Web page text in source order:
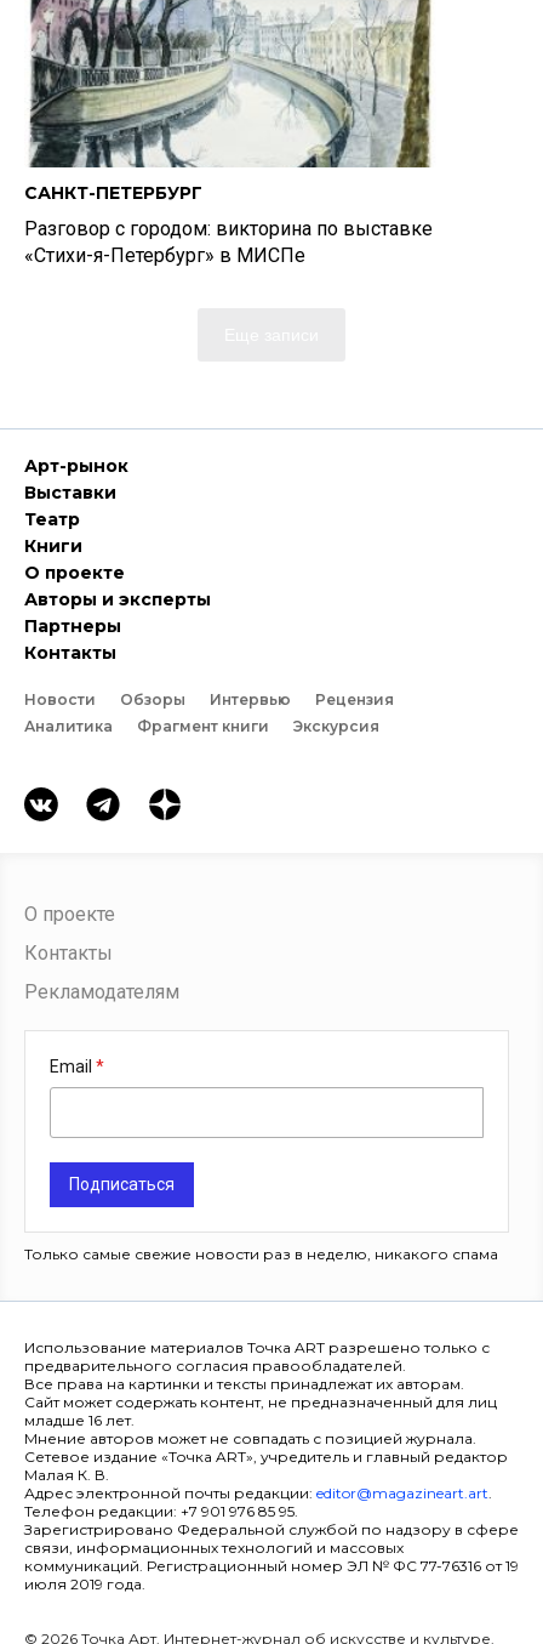
САНКТ-ПЕТЕРБУРГ
Разговор с городом: викторина по выставке
«Стихи-я-Петербург» в МИСПе
Арт-рынок
Выставки
Театр
Книги
О проекте
Авторы и эксперты
Партнеры
Контакты
Новости Обзоры Интервью
Рецензия
Аналитика
Фрагмент книги Экскурсия
О проекте
Контакты
Рекламодателям
Email
Подписаться
Только самые свежие новости раз в неделю, никакого спама
Использование материалов Точка ART разрешено только с
предварительного согласия правообладателей.
Все права на картинки и тексты принадлежат их авторам.
Сайт может содержать контент, не предназначенный для лиц
младше 16 лет.
Мнение авторов может не совпадать с позицией журнала.
Сетевое издание «Точка ART», учредитель и главный редактор
Малая К. В.
Адрес электронной почты редакции: editor@magazineart.art.
Телефон редакции: +7 901 976 85 95.
Зарегистрировано Федеральной службой по надзору в сфере
связи, информационных технологий и массовых
коммуникаций. Регистрационный номер ЭЛ № ФС 77-76316 от 19
июля 2019 года.
© 2026 Точка Арт. Интернет-журнал об искусстве и культуре.